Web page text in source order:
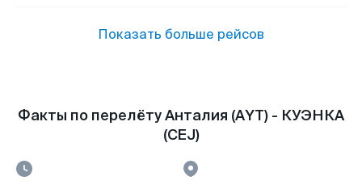
Показать больше рейсов
Факты по перелёту Анталия (AYT) - КУЭНКА
(CEJ)